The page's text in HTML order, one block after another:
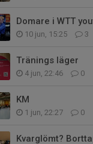
Domare i WTT
10 jun, 15:25 3
Tränings läger
4 jun, 22:46 0
KM
1 jun, 22:27 0
Kvarglömt?